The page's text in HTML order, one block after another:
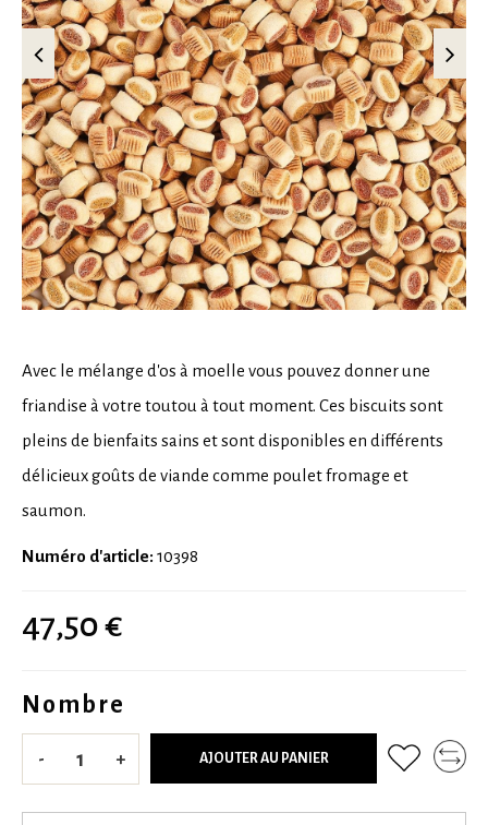
Avec le mélange d'os à moelle vous pouvez donner une
friandise à votre toutou à tout moment. Ces biscuits sont
pleins de bienfaits sains et sont disponibles en différents
délicieux goûts de viande comme poulet fromage et
saumon.
Numéro d'article: 10398
47,50 €
Nombre
- + AJOUTER AU PANIER